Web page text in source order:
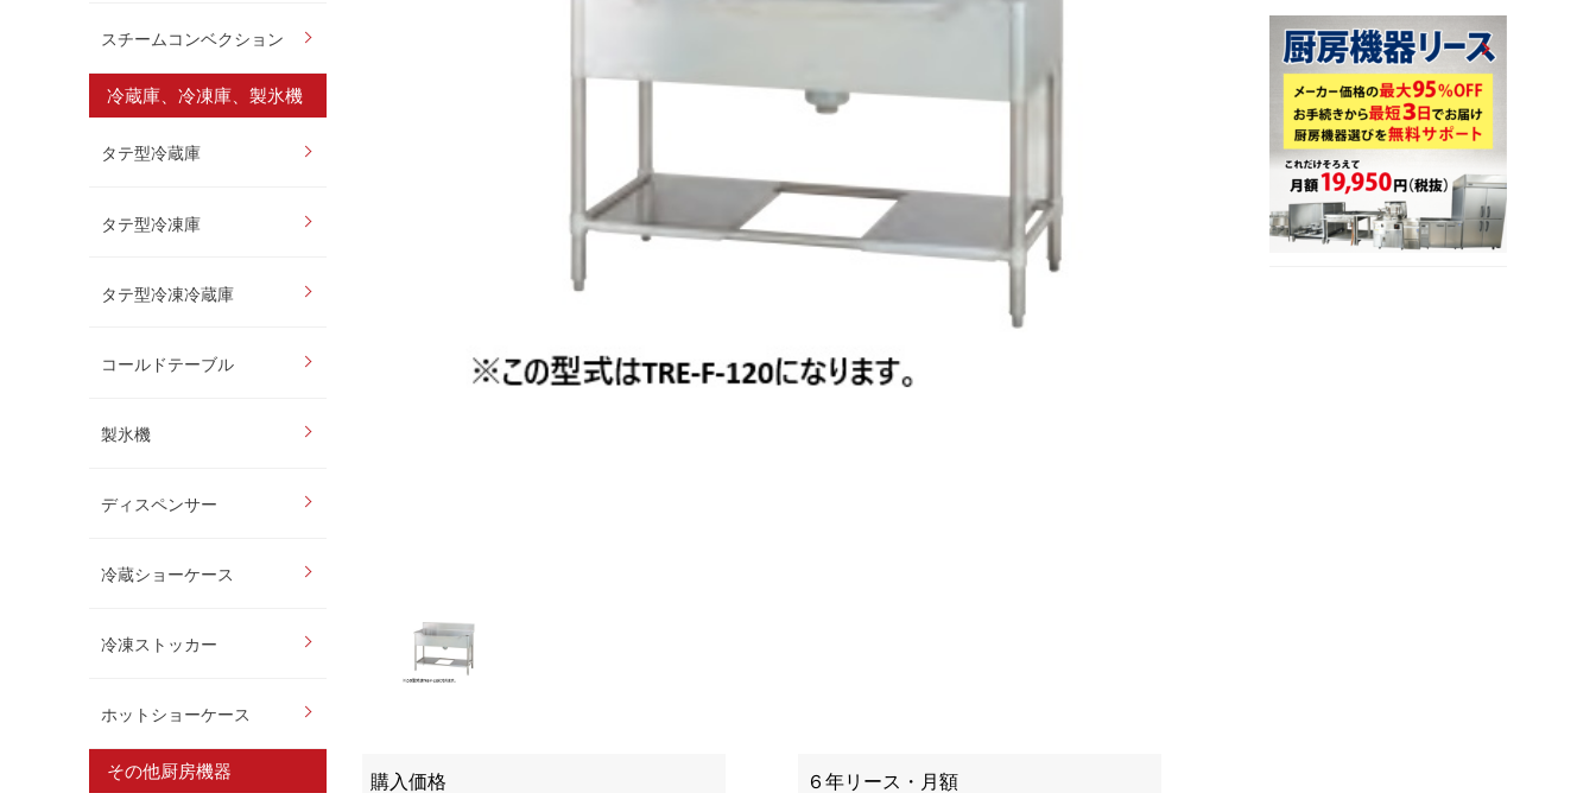
スチームコンベクション
冷蔵庫、冷凍庫、製氷機
タテ型冷蔵庫
タテ型冷凍庫
タテ型冷凍冷蔵庫
コールドテーブル
製氷機
ディスペンサー
冷蔵ショーケース
冷凍ストッカー
ホットショーケース
その他厨房機器 購入価格 ６年リース・月額